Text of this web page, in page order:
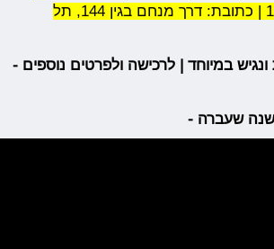
השעות 16:00-19:00 | כתובת: דרך מנחם בגין 144, תל
במיוחד | לרכישה ולפרטים נוספים -
שעברה -